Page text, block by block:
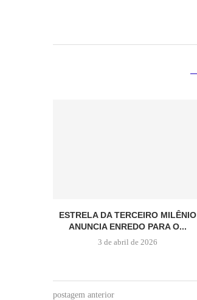
ESTRELA DA TERCEIRO MILÊNIO
ANUNCIA ENREDO PARA O...
3 de abril de 2026
postagem anterior